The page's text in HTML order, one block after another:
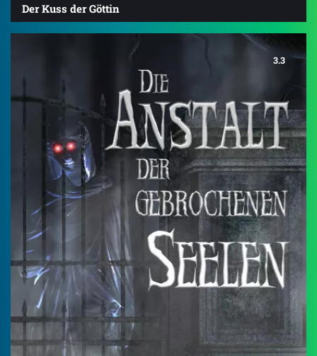
Der Kuss der Göttin
3.3